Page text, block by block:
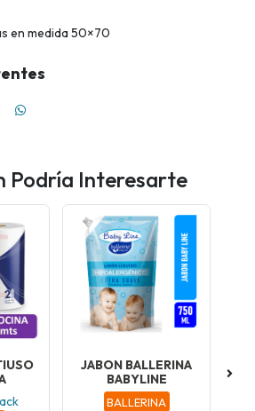
en medida 50×70
Podría Interesarte
JABON BALLERINA
BABYLINE
BALLERINA